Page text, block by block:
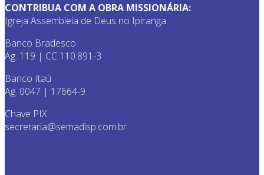
CONTRIBUA COM A OBRA MISSIONÁRIA:
Igreja Assembleia de Deus no Ipiranga
Banco Bradesco
Ag. 119 | CC 110.891-3
Banco Itaú
Ag. 0047 | 17664-9
Chave PIX
secretaria@semadisp.com.br